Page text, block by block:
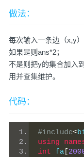
做法：
每次输入一条边（x,y
如果是则ans*2；
不是则把y的集合加入
用并查集维护。
代码：
#include<
using
int fa